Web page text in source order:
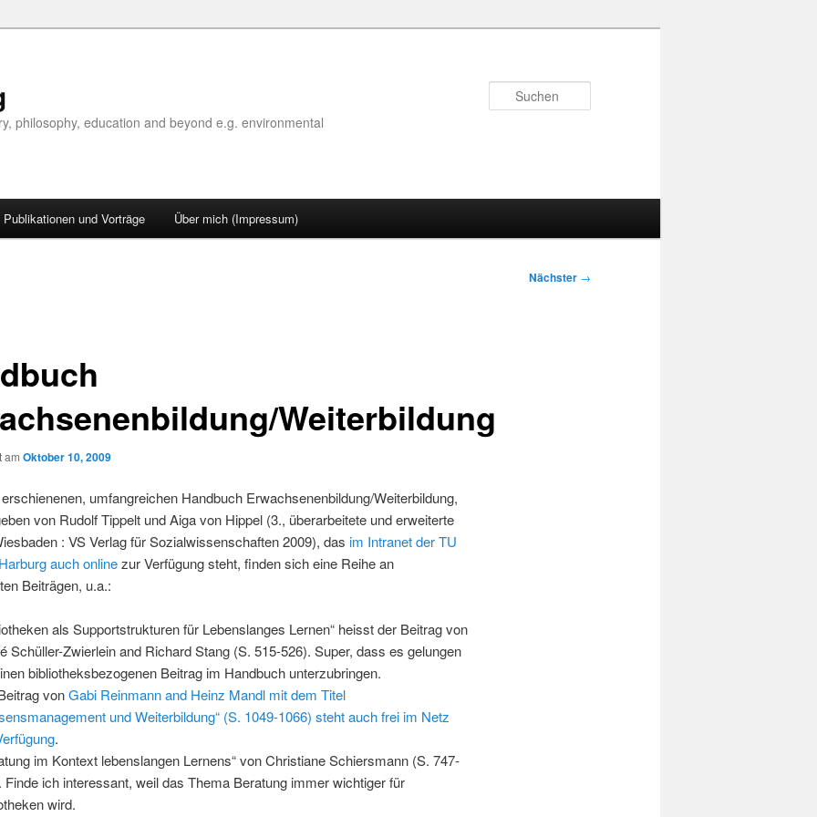
philosophy, education and beyond e.g. environmental
Publikationen und Vorträge Über mich (Impressum)
Nächster →
Weiterbildung
am Oktober 10, 2009
umfangreichen Handbuch Erwachsenenbildung/Weiterbildung,
von Rudolf Tippelt und Aiga von Hippel (3., überarbeitete und erweiterte
: VS Verlag für Sozialwissenschaften 2009), das im Intranet der TU
auch onlinezur Verfügung steht, finden sich eine Reihe an
Beiträgen, u.a.:
als Supportstrukturen für Lebenslanges Lernen“ heisst der Beitrag von
Schüller-Zwierlein and Richard Stang (S. 515-526). Super, dass es gelungen
bibliotheksbezogenen Beitrag im Handbuch unterzubringen.
vonGabi Reinmann and Heinz Mandl mit dem Titel
und Weiterbildung“ (S. 1049-1066) steht auch frei im Netz
.
im Kontext lebenslangen Lernens“ von Christiane Schiersmann (S. 747-
Finde ich interessant, weil das Thema Beratung immer wichtiger für
wird.